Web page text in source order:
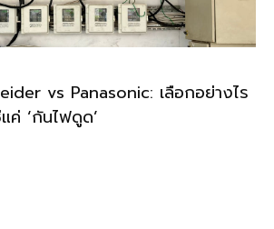
vs Panasonic: เลือกอย่างไร
ค่ ‘กันไฟดูด’